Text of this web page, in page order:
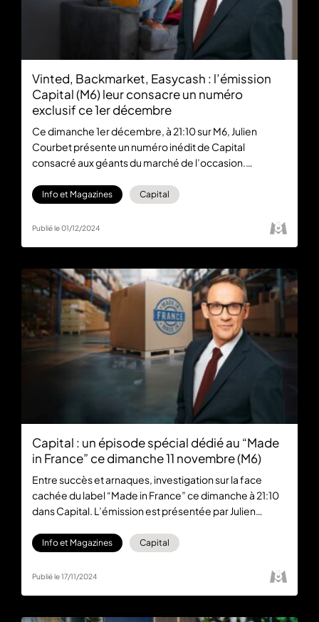
Vinted, Backmarket, Easycash : l’émission
Capital (M6) leur consacre un numéro
exclusif ce 1er décembre
Ce dimanche 1er décembre, à 21:10 sur M6, Julien
Courbet présente un numéro inédit de Capital
consacré aux géants du marché de l’occasion.
M6+.Info et Magazines Capital
Publié le 01/12/2024
Capital : un épisode spécial dédié au “Made
in France” ce dimanche 11 novembre (M6)
Entre succès et arnaques, investigation sur la face
cachée du label “Made in France” ce dimanche à 21:10
dans Capital. L’émission est présentée par Julien
manquée, un replay est disponible gratuitement sur
Info et Magazines Capital
Publié le 17/11/2024